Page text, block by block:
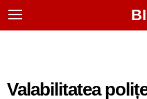
Valabilitatea